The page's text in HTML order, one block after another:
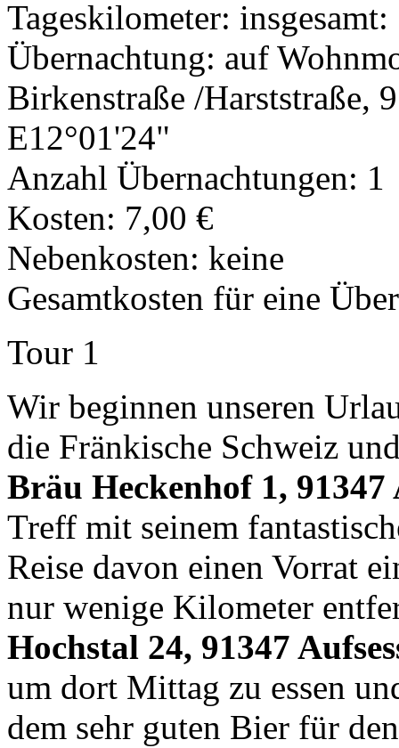
Tageskilometer:
Übernachtung: auf
Birkenstraße /Harststraße,
E12°01'24"
Anzahl Übernachtungen: 1
Kosten: 7,00 €
Nebenkosten: keine
Gesamtkosten für eine
Tour 1
Wir beginnen unseren
die Fränkische Schweiz
Bräu Heckenhof 1, 91347
Treff mit seinem
Reise davon einen Vorrat
nur wenige Kilometer
Hochstal 24, 91347
um dort Mittag zu essen
dem sehr guten Bier für